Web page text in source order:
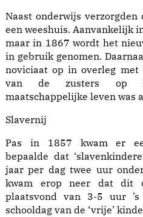
Naast onderwijs
een weeshuis. Aanvankelijk
maar in 1867 wordt het
in gebruik genomen. Daarnaast richtten zij in 1842
noviciaat op in overleg met
van de zusters op
maatschappelijke leven was
Slavernij
Pas in 1857 kwam er
bepaalde dat
jaar per dag twee uur
kwam erop neer dat dit
plaatsvond van 3-5 uur
schooldag van de ‘vrije’